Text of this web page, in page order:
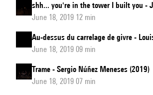
shh... you're in the tower I built you -
June 18, 2019 12 min
Au-dessus du carrelage de givre -
June 18, 2019 09 min
Trame - Sergio Núñez Meneses (2019)
June 18, 2019 07 min